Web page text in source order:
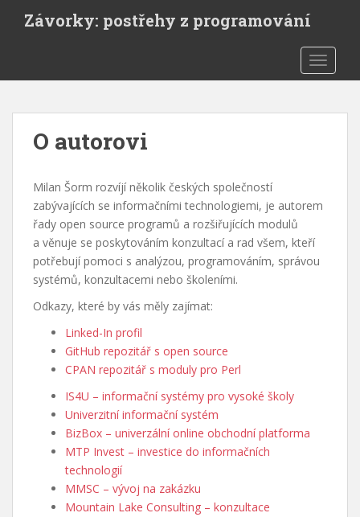
t
Závorky: postřehy z programování
O autorovi
Milan Šorm rozvíjí několik českých společností
zabývajících se informačními technologiemi, je autorem
řady open source programů a rozšiřujících modulů
a věnuje se poskytováním konzultací a rad všem, kteří
potřebují pomoci s analýzou, programováním, správou
systémů, konzultacemi nebo školeními.
Odkazy, které by vás měly zajímat:
Linked-In profil
GitHub repozitář s open source
CPAN repozitář s moduly pro Perl
IS4U – informační systémy pro vysoké školy
Univerzitní informační systém
BizBox – univerzální online obchodní platforma
MTP Invest – investice do informačních
technologií
MMSC – vývoj na zakázku
Mountain Lake Consulting – konzultace